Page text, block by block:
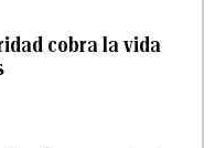
cobra la vida